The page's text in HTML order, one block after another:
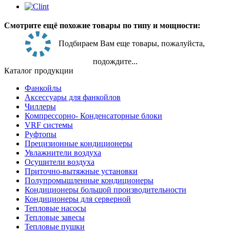
Смотрите ещё похожие товары по типу и мощности:
Подбираем Вам еще товары, пожалуйста,
подождите...
Каталог продукции
Фанкойлы
Аксессуары для фанкойлов
Чиллеры
Компрессорно- Конденсаторные блоки
VRF системы
Руфтопы
Прецизионные кондиционеры
Увлажнители воздуха
Осушители воздуха
Приточно-вытяжные установки
Полупромышленные кондиционеры
Кондиционеры большой производительности
Кондиционеры для серверной
Тепловые насосы
Тепловые завесы
Тепловые пушки